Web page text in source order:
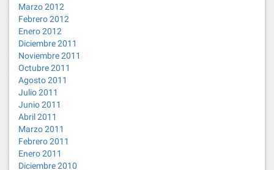
Marzo 2012
Febrero 2012
Enero 2012
Diciembre 2011
Noviembre 2011
Octubre 2011
Agosto 2011
Julio 2011
Junio 2011
Abril 2011
Marzo 2011
Febrero 2011
Enero 2011
Diciembre 2010